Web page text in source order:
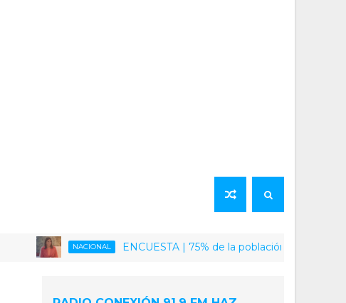
NACIONAL ENCUESTA | 75% de la población venezolana